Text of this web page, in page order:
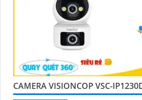
CAMERA VISIONCOP VSC-